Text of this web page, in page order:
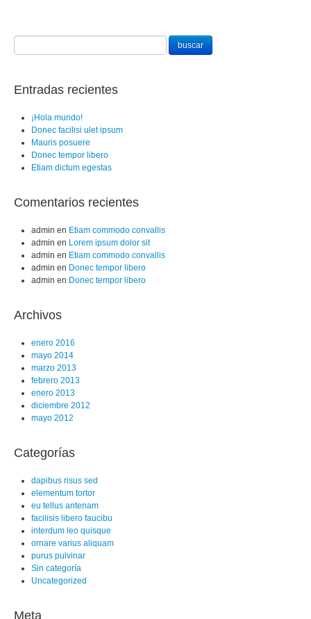
Entradas recientes
¡Hola mundo!
Donec facilisi ulet ipsum
Mauris posuere
Donec tempor libero
Etiam dictum egestas
Comentarios recientes
admin en Etiam commodo convallis
admin en Lorem ipsum dolor sit
admin en Etiam commodo convallis
admin en Donec tempor libero
admin en Donec tempor libero
Archivos
enero 2016
mayo 2014
marzo 2013
febrero 2013
enero 2013
diciembre 2012
mayo 2012
Categorías
dapibus risus sed
elementum tortor
eu tellus antenam
facilisis libero faucibu
interdum leo quisque
ornare varius aliquam
purus pulvinar
Sin categoría
Uncategorized
Meta